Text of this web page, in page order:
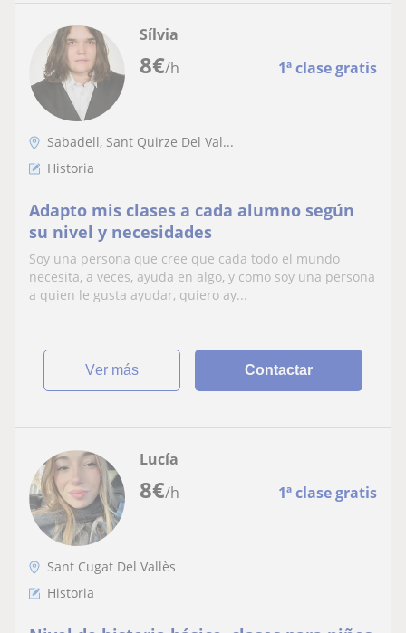
8€/h 1ª clase gratis
Sílvia
Sabadell, Sant Quirze Del Val...
Historia
Adapto mis clases a cada alumno según
su nivel y necesidades
Soy una persona que cree que cada todo el mundo
necesita, a veces, ayuda en algo, y como soy una persona
a quien le gusta ayudar, quiero ay...
ver más Contactar
8€/h 1ª clase gratis
Lucía
Sant Cugat Del Vallès
Historia